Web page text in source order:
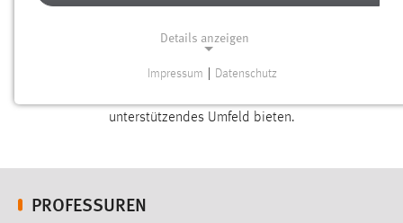
Als Professorin oder Professor spielen Sie eine zentrale Rolle
in unserer Hochschule. Sie gestalten Zukunft für Ihre
Studierenden, Ihre Forschung und unsere gesamte
Gemeinschaft. Dafür möchten wir Ihnen nicht nur ein
unterstützendes Umfeld bieten.
PROFESSUREN
Details anzeigen
Notwendige Cookies ermöglichen grundlegende
Einverständnis
Impressum Datenschutz